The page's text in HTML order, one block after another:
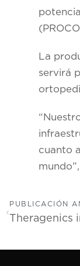
La
servirá
cuanto
PUBLICACIÓN